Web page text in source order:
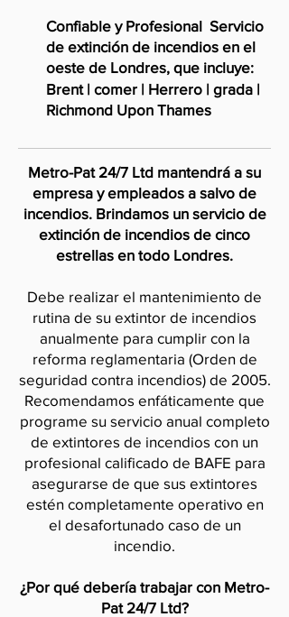
Confiable y Profesional Servicio
de extinción de incendios en el
oeste de Londres, que incluye:
Brent | comer | Herrero | grada |
Richmond Upon Thames
Metro-Pat 24/7 Ltd mantendrá a su
empresa y empleados a salvo de
incendios. Brindamos un servicio de
extinción de incendios de cinco
estrellas en todo Londres.
Debe realizar el mantenimiento de
rutina de su extintor de incendios
anualmente para cumplir con la
reforma reglamentaria (Orden de
seguridad contra incendios) de 2005.
Recomendamos enfáticamente que
programe su servicio anual completo
de extintores de incendios con un
profesional calificado de BAFE para
asegurarse de que sus extintores
estén completamente operativo en
el desafortunado caso de un
incendio.
¿Por qué debería trabajar con Metro-
Pat 24/7 Ltd?